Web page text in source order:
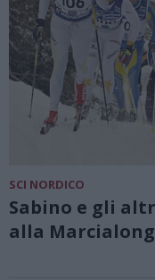
SCI NORDICO
Sabino e gli
alla